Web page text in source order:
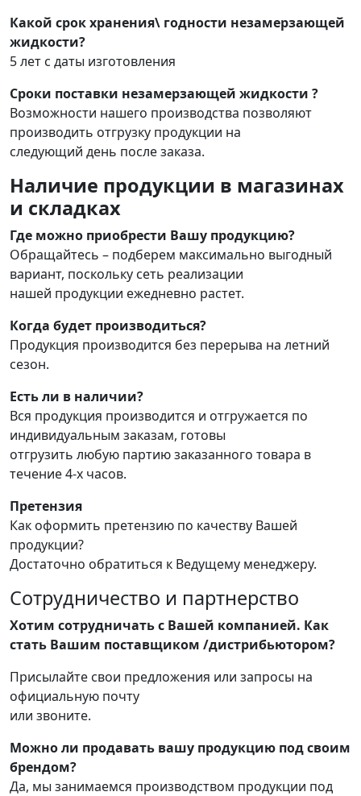
Какой срок хранения\ годности незамерзающей
жидкости?
5 лет с даты изготовления
Сроки поставки незамерзающей жидкости ?
Возможности нашего производства позволяют
производить отгрузку продукции на
следующий день после заказа.
Наличие продукции в магазинах
и складках
Где можно приобрести Вашу продукцию?
Обращайтесь – подберем максимально выгодный
вариант, поскольку сеть реализации
нашей продукции ежедневно растет.
Когда будет производиться?
Продукция производится без перерыва на летний
сезон.
Есть ли в наличии?
Вся продукция производится и отгружается по
индивидуальным заказам, готовы
отгрузить любую партию заказанного товара в
течение 4-х часов.
Претензия
Как оформить претензию по качеству Вашей
продукции?
Достаточно обратиться к Ведущему менеджеру.
Сотрудничество и партнерство
Хотим сотрудничать с Вашей компанией. Как
стать Вашим поставщиком /дистрибьютором?
Присылайте свои предложения или запросы на
официальную почту
или звоните.
Можно ли продавать вашу продукцию под своим
брендом?
Да, мы занимаемся производством продукции под